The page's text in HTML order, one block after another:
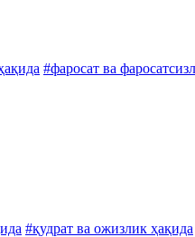
#фаросат ва
#қудрат ва ожизлик ҳақида